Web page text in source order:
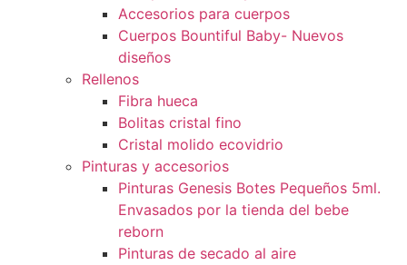
Accesorios para cuerpos
Cuerpos Bountiful Baby- Nuevos
diseños
Rellenos
Fibra hueca
Bolitas cristal fino
Cristal molido ecovidrio
Pinturas y accesorios
Pinturas Genesis Botes Pequeños 5ml.
Envasados por la tienda del bebe
reborn
Pinturas de secado al aire